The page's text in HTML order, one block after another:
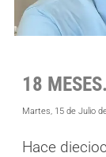
18
Martes, 15 de Julio
Hace